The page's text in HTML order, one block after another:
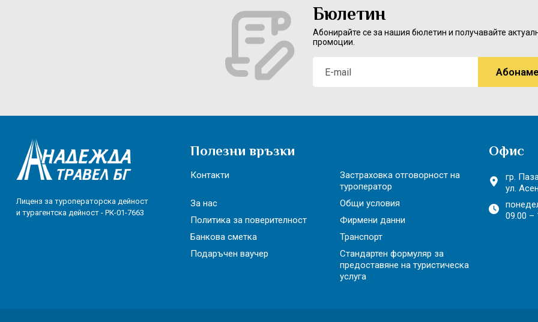
Бюлетин
Абонирайте се за нашия бюлетин и получавайте
промоции.
Лиценз за туроператорска дейност
и турагентска дейност - РК-01-7663
Полезни връзки
Контакти
Застраховка отговорност на
туроператор
За нас
Общи условия
Политика за поверителност
Фирмени данни
Банкова сметка
Транспорт
Подаръчен ваучер
Стандартен формуляр за
предоставяне на туристическа
услуга
Офис
гр.
ул.
09.00 –